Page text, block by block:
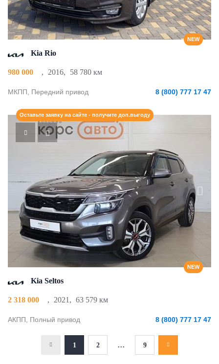
NEW
Kia Rio
980 000 , 2016, 58 780 км
МКПП, Передний привод 8 (800) 777 17 47
NEW
Оставьте заявку на сайте - получите доп.выгоду
Kia Seltos
2 318 000 , 2021 , 63 579 км
АКПП, Полный привод 8 (800) 777 17 47
1 2 ... 9